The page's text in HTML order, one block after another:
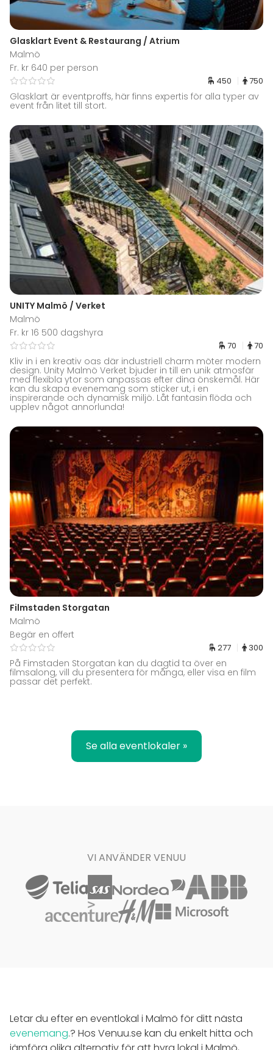
Glasklart Event & Restaurang / Atrium
Malmö
Fr. kr 640 per person
450 750
Glasklart är eventproffs, här finns expertis för alla typer av
event från litet till stort.
UNITY Malmö / Verket
Malmö
Fr. kr 16 500 dagshyra
70 70
Kliv in i en kreativ oas där industriell charm möter modern
design. Unity Malmö Verket bjuder in till en unik atmosfär
med flexibla ytor som anpassas efter dina önskemål. Här
kan du skapa evenemang som sticker ut, i en
inspirerande och dynamisk miljö. Låt fantasin flöda och
upplev något annorlunda!
Filmstaden Storgatan
Malmö
Begär en offert
277 300
På Fimstaden Storgatan kan du dagtid ta över en
filmsalong, vill du presentera för många, eller visa en film
passar det perfekt.
Se alla eventlokaler »
VI ANVÄNDER VENUU
Letar du efter en eventlokal i Malmö för ditt nästa
evenemang.? Hos Venuu.se kan du enkelt hitta och